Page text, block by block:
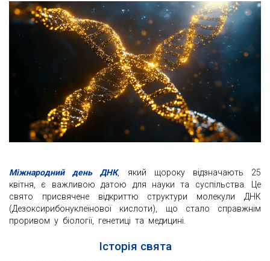
Міжнародний день ДНК, який щороку відзначають 25
квітня, є важливою датою для науки та суспільства. Це
свято присвячене відкриттю структури молекули ДНК
(Дезоксирибонуклеїнової кислоти), що стало справжнім
проривом у біології, генетиці та медицині.
Історія свята